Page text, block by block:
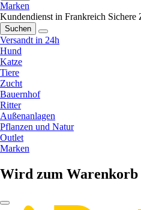
Marken
Kundendienst in Frankreich Sichere
Suchen
Versandt in 24h
Hund
Katze
Tiere
Zucht
Bauernhof
Ritter
Außenanlagen
Pflanzen und Natur
Outlet
Marken
Wird zum Warenkorb